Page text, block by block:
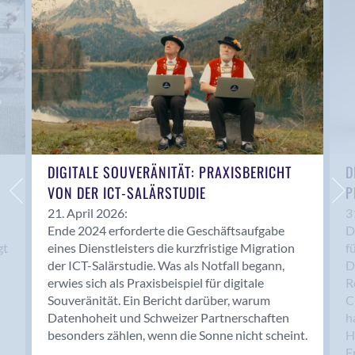
Anwil
Appenzell
Au SG
Baar
Baden
Balsthal
Balzers
Basel
Bassersdorf
Belp
Bendern
Benken (SG)
Bergdietikon
Berlin
Bern
Bern - Liebefeld
DIGITALE SOUVERÄNITÄT: PRAXISBERICHT
VON DER ICT-SALÄRSTUDIE
21. April 2026:
Ende 2024 erforderte die Geschäftsaufgabe
eines Dienstleisters die kurzfristige Migration
der ICT-Salärstudie. Was als Notfall begann,
erwies sich als Praxisbeispiel für digitale
Souveränität. Ein Bericht darüber, warum
Datenhoheit und Schweizer Partnerschaften
besonders zählen, wenn die Sonne nicht scheint.